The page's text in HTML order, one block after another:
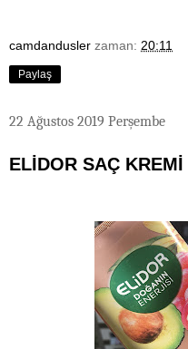
camdandusler zaman: 20:11
Paylaş
22 Ağustos 2019 Perşembe
ELİDOR SAÇ KREMİ